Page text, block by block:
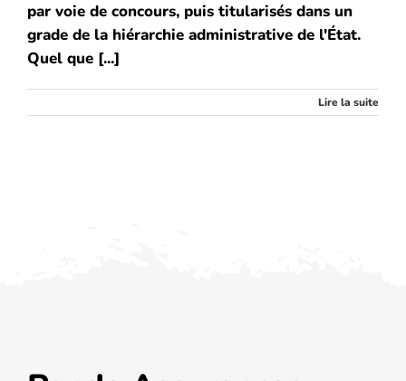
par voie de concours, puis titularisés dans un
grade de la hiérarchie administrative de l'État.
Quel que [...]
Lire la suite